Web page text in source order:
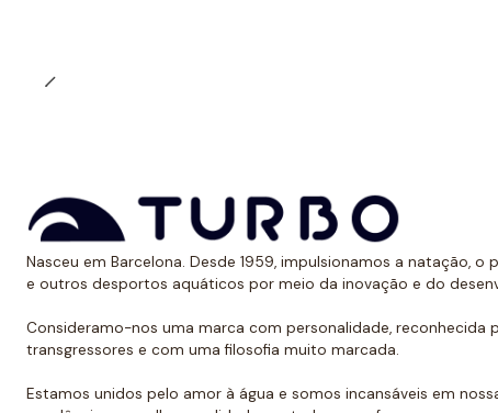
Nasceu em Barcelona. Desde 1959, impulsionamos a natação,
e outros desportos aquáticos por meio da inovação e do
Consideramo-nos uma marca com personalidade, reconhecida
transgressores e com uma filosofia muito marcada.
Estamos unidos pelo amor à água e somos incansáveis em